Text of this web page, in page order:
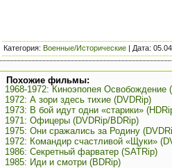
Категория: Военные/Исторические | Дата:
Похожие фильмы:
1968-1972: Киноэпопея Освобождение
1972: А зори здесь тихие (DVDRip)
1973: В бой идут одни «старики»
1971: Офицеры (DVDRip/BDRip)
1975: Они сражались за Родину
1972: Командир счастливой «Щуки»
1986: Секретный фарватер (SATRip)
1985: Иди и смотри (BDRip)